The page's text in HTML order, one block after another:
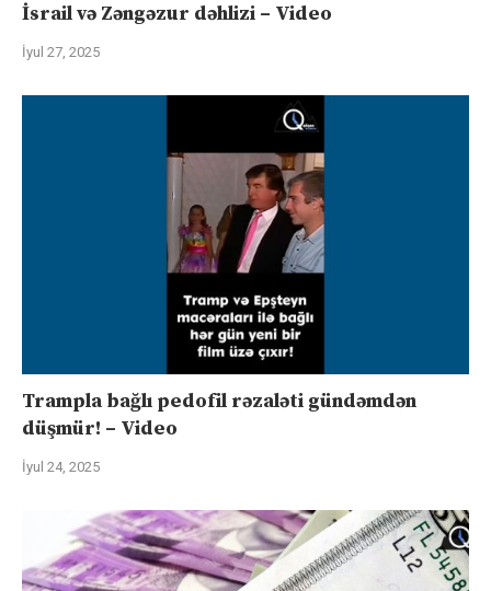
İsrail və Zəngəzur dəhlizi – Video
İyul 27, 2025
Trampla bağlı pedofil rəzaləti gündəmdən
düşmür! – Video
İyul 24, 2025